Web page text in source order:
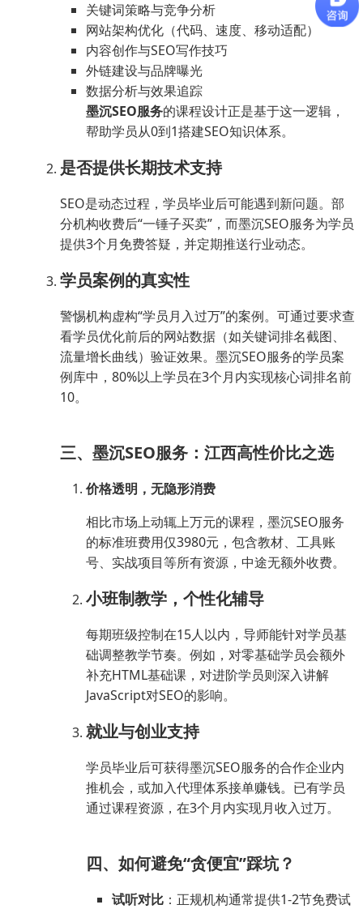
关键词策略与竞争分析
网站架构优化（代码、速度、移动适配）
内容创作与SEO写作技巧
外链建设与品牌曝光
数据分析与效果追踪
墨沉SEO服务的课程设计正是基于这一逻辑，
帮助学员从0到1搭建SEO知识体系。
是否提供长期技术支持
SEO是动态过程，学员毕业后可能遇到新问题。部
分机构收费后“一锤子买卖”，而墨沉SEO服务为学员
提供3个月免费答疑，并定期推送行业动态。
学员案例的真实性
警惕机构虚构“学员月入过万”的案例。可通过要求查
看学员优化前后的网站数据（如关键词排名截图、
流量增长曲线）验证效果。墨沉SEO服务的学员案
例库中，80%以上学员在3个月内实现核心词排名前
10。
三、墨沉SEO服务：江西高性价比之选
价格透明，无隐形消费
相比市场上动辄上万元的课程，墨沉SEO服务
的标准班费用仅3980元，包含教材、工具账
号、实战项目等所有资源，中途无额外收费。
小班制教学，个性化辅导
每期班级控制在15人以内，导师能针对学员基
础调整教学节奏。例如，对零基础学员会额外
补充HTML基础课，对进阶学员则深入讲解
JavaScript对SEO的影响。
就业与创业支持
学员毕业后可获得墨沉SEO服务的合作企业内
推机会，或加入代理体系接单赚钱。已有学员
通过课程资源，在3个月内实现月收入过万。
四、如何避免“贪便宜”踩坑？
试听对比 ：正规机构通常提供1-2节免费试